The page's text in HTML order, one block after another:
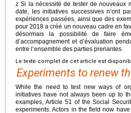
z Si la nécessité de tester de nouveaux
date, les initiatives successives n’ont
expériences passées, ainsi que des
pour 2018 a créé un nouveau cadre en
désormais la possibilité de faire
d’accompagnement et d’évaluation
entre l’ensemble des parties prenantes.
Le texte complet de cet article est
Experiments to renew
While the need to test new ways of
initiatives have not always been up to
examples, Article 51 of the Social
experiments. Actors in the field now